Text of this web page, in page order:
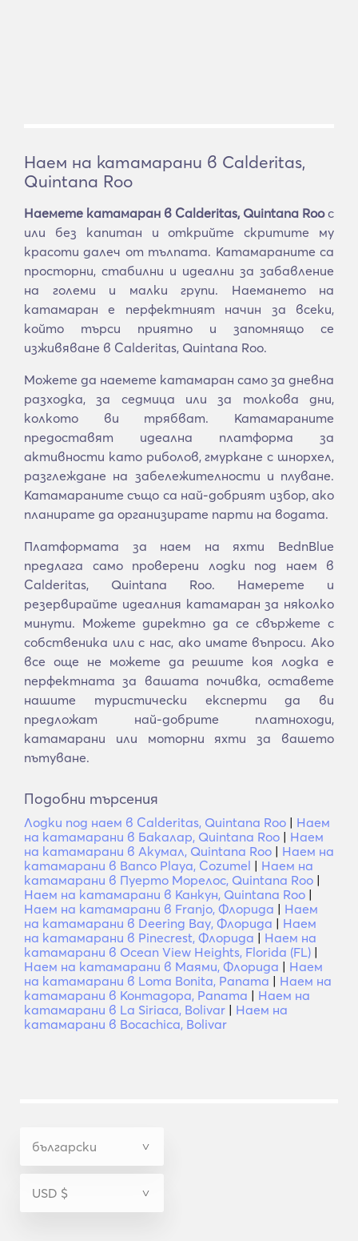
Наем на катамарани в Calderitas,
Quintana Roo
Наемете катамаран в Calderitas, Quintana Rooс
или без капитан и открийте скритите му
красоти далеч от тълпата. Катамараните са
просторни, стабилни и идеални за забавление
на големи и малки групи. Наемането на
катамаран е перфектният начин за всеки,
който търси приятно и запомнящо се
изживяване в Calderitas, Quintana Roo.
Можете да наемете катамаран само за дневна
разходка, за седмица или за толкова дни,
колкото ви трябват. Катамараните
предоставят идеална платформа за
активности като риболов, гмуркане с шнорхел,
разглеждане на забележителности и плуване.
Катамараните също са най-добрият избор, ако
планирате да организирате парти на водата.
Платформата за наем на яхти BednBlue
предлага само проверени лодки под наем в
Calderitas, Quintana Roo. Намерете и
резервирайте идеалния катамаран за няколко
минути. Можете директно да се свържете с
собственика или с нас, ако имате въпроси. Ако
все още не можете да решите коя лодка е
перфектната за вашата почивка, оставете
нашите туристически експерти да ви
предложат най-добрите платноходи,
катамарани или моторни яхти за вашето
пътуване.
Подобни търсения
Лодки под наем в Calderitas, Quintana Roo | Наем
на катамарани в Бакалар, Quintana Roo | Наем
на катамарани в Акумал, Quintana Roo | Наем на
катамарани в Banco Playa, Cozumel | Наем на
катамарани в Пуерто Морелос, Quintana Roo |
Наем на катамарани в Канкун, Quintana Roo |
Наем на катамарани в Franjo, Флорида | Наем
на катамарани в Deering Bay, Флорида | Наем
на катамарани в Pinecrest, Флорида | Наем на
катамарани в Ocean View Heights, Florida (FL) |
Наем на катамарани в Маями, Флорида | Наем
на катамарани в Loma Bonita, Panama | Наем на
катамарани в Контадора, Panama | Наем на
катамарани в La Siriaca, Bolivar | Наем на
катамарани в Bocachica, Bolivar